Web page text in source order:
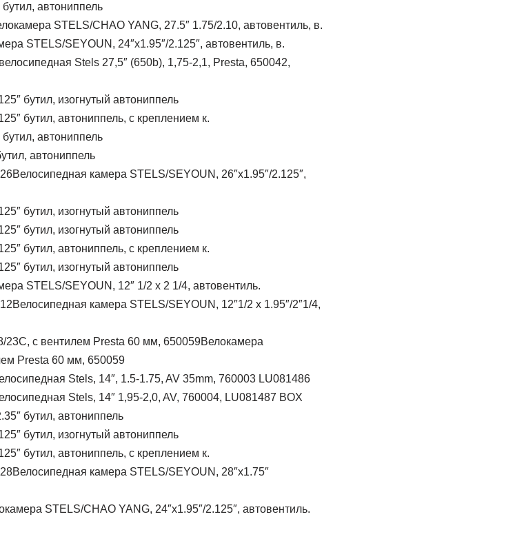
автониппель
STELS/CHAO YANG, 27.5″ 1.75/2.10, автовентиль, в.
STELS/SEYOUN, 24″x1.95″/2.125″, автовентиль, в.
Stels 27,5″ (650b), 1,75-2,1, Presta, 650042,
бутил, изогнутый автониппель
бутил, автониппель, с креплением к.
автониппель
автониппель
Велосипедная камера STELS/SEYOUN, 26″x1.95″/2.125″,
бутил, изогнутый автониппель
бутил, изогнутый автониппель
бутил, автониппель, с креплением к.
бутил, изогнутый автониппель
STELS/SEYOUN, 12″ 1/2 x 2 1/4, автовентиль.
Велосипедная камера STELS/SEYOUN, 12″1/2 x 1.95″/2″1/4,
Велокамера
Presta 60 мм, 650059
Stels, 14″, 1.5-1.75, AV 35mm, 760003 LU081486
Stels, 14″ 1,95-2,0, AV, 760004, LU081487 BOX
бутил, автониппель
бутил, изогнутый автониппель
бутил, автониппель, с креплением к.
Велосипедная камера STELS/SEYOUN, 28″x1.75″
STELS/CHAO YANG, 24″x1.95″/2.125″, автовентиль.